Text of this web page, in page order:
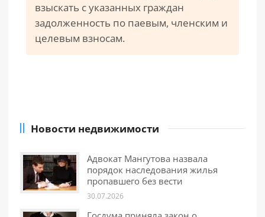
взыскать с указанных граждан
задолженность по паевым, членским и
целевым взносам.
Новости недвижимости
Адвокат Мангутова назвала
порядок наследования жилья
пропавшего без вести
30.07.2026